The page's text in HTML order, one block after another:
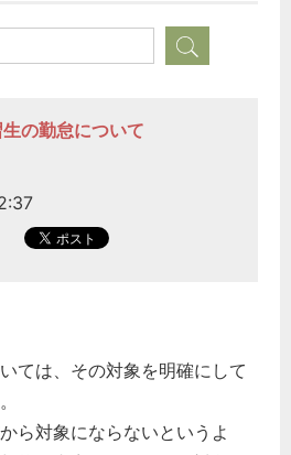
の勤怠について
ては、その対象を明確にして
ら対象にならないというよ